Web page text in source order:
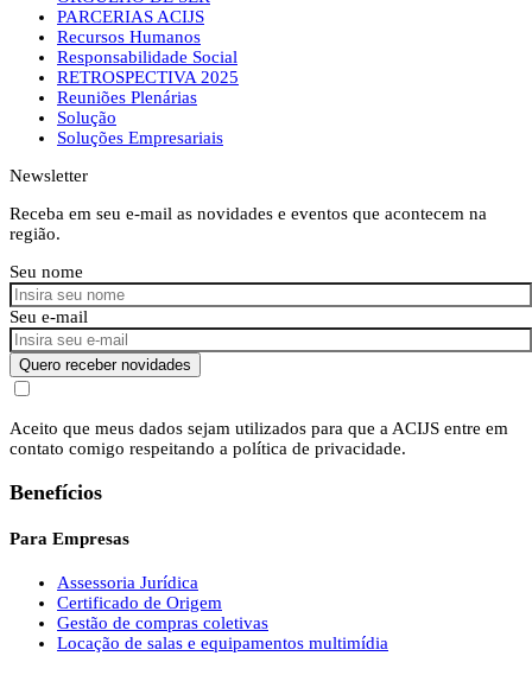
PARCERIAS ACIJS
Recursos Humanos
Responsabilidade Social
RETROSPECTIVA 2025
Reuniões Plenárias
Solução
Soluções Empresariais
Newsletter
Receba em seu e-mail as novidades e eventos que acontecem na
região.
Seu nome
Seu e-mail
Quero receber novidades
Aceito que meus dados sejam utilizados para que a ACIJS entre em
contato comigo respeitando a política de privacidade.
Benefícios
Para Empresas
Assessoria Jurídica
Certificado de Origem
Gestão de compras coletivas
Locação de salas e equipamentos multimídia